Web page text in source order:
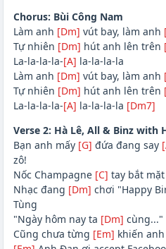
Chorus: Bùi Công Nam
Làm anh [Dm] vút bay, làm anh
Tự nhiên [Dm] hút anh lên trên
La-la-la-la-[A] la-la-la-la
Làm anh [Dm] vút bay, làm anh
Tự nhiên [Dm] hút anh lên trên
La-la-la-la-[A] la-la-la-la [Dm7]
Verse 2: Hà Lê, All & Binz with
Bạn anh mấy [G] đứa đang say
zô!
Nốc Champagne [C] tay bắt mặt
Nhạc đang [Dm] chơi "Happy
Tùng
"Ngày hôm nay ta [Dm] cùng..."
Cũng chưa từng [Em] khiến